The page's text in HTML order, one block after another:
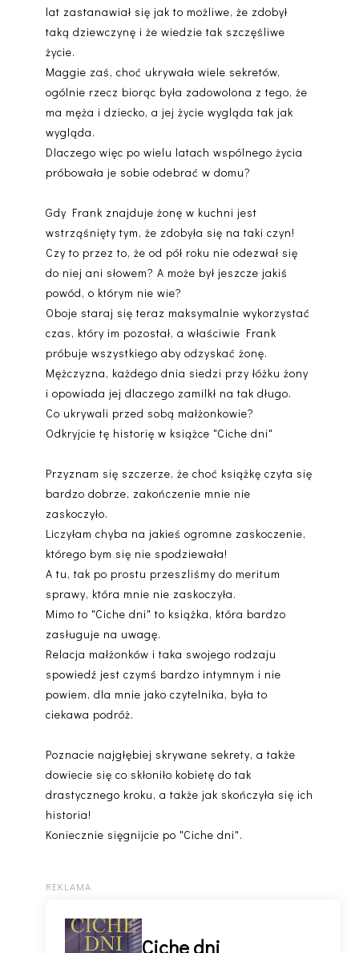
lat zastanawiał się jak to możliwe, że zdobył
taką dziewczynę i że wiedzie tak szczęśliwe
życie.
Maggie zaś, choć ukrywała wiele sekretów,
ogólnie rzecz biorąc była zadowolona z tego, że
ma męża i dziecko, a jej życie wygląda tak jak
wygląda.
Dlaczego więc po wielu latach wspólnego życia
próbowała je sobie odebrać w domu?
Gdy Frank znajduje żonę w kuchni jest
wstrząśnięty tym, że zdobyła się na taki czyn!
Czy to przez to, że od pół roku nie odezwał się
do niej ani słowem? A może był jeszcze jakiś
powód, o którym nie wie?
Oboje staraj się teraz maksymalnie wykorzystać
czas, który im pozostał, a właściwie Frank
próbuje wszystkiego aby odzyskać żonę.
Mężczyzna, każdego dnia siedzi przy łóżku żony
i opowiada jej dlaczego zamilkł na tak długo.
Co ukrywali przed sobą małżonkowie?
Odkryjcie tę historię w książce "Ciche dni"
Przyznam się szczerze, że choć książkę czyta się
bardzo dobrze, zakończenie mnie nie
zaskoczyło.
Liczyłam chyba na jakieś ogromne zaskoczenie,
którego bym się nie spodziewała!
A tu, tak po prostu przeszliśmy do meritum
sprawy, która mnie nie zaskoczyła.
Mimo to "Ciche dni" to książka, która bardzo
zasługuje na uwagę.
Relacja małżonków i taka swojego rodzaju
spowiedź jest czymś bardzo intymnym i nie
powiem, dla mnie jako czytelnika, była to
ciekawa podróż.
Poznacie najgłębiej skrywane sekrety, a także
dowiecie się co skłoniło kobietę do tak
drastycznego kroku, a także jak skończyła się ich
historia!
Koniecznie sięgnijcie po "Ciche dni".